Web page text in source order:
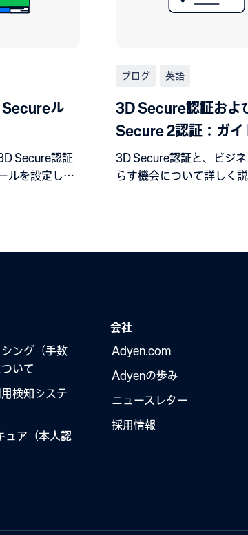
Secureル
Secure認証
ルを設定しま
ブログ 英語
3D Secure認証およ
Secure 2認証：ガイ
3D Secure認証と、ビジ
らす機会について詳しく
ング（手数
いて
検知システ
ュア（本人認
会社
Adyen.com
Adyenの歩み
ニュースレター
採用情報